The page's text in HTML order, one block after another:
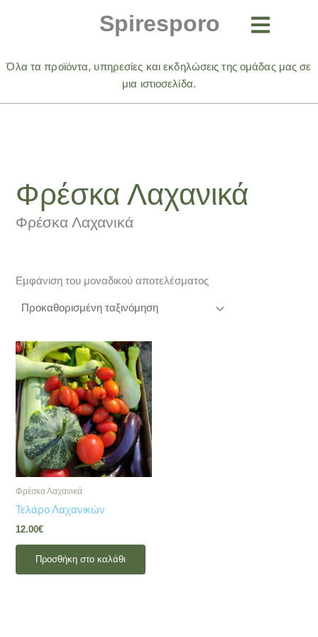
Spiresporo
Όλα τα προϊόντα, υπηρεσίες και εκδηλώσεις της ομάδας μας σε
μια ιστιοσελίδα.
Φρέσκα Λαχανικά
Φρέσκα Λαχανικά
Εμφάνιση του μοναδικού αποτελέσματος
Φρέσκα Λαχανικά
Τελάρο Λαχανικών
12.00€
Προσθήκη στο καλάθι